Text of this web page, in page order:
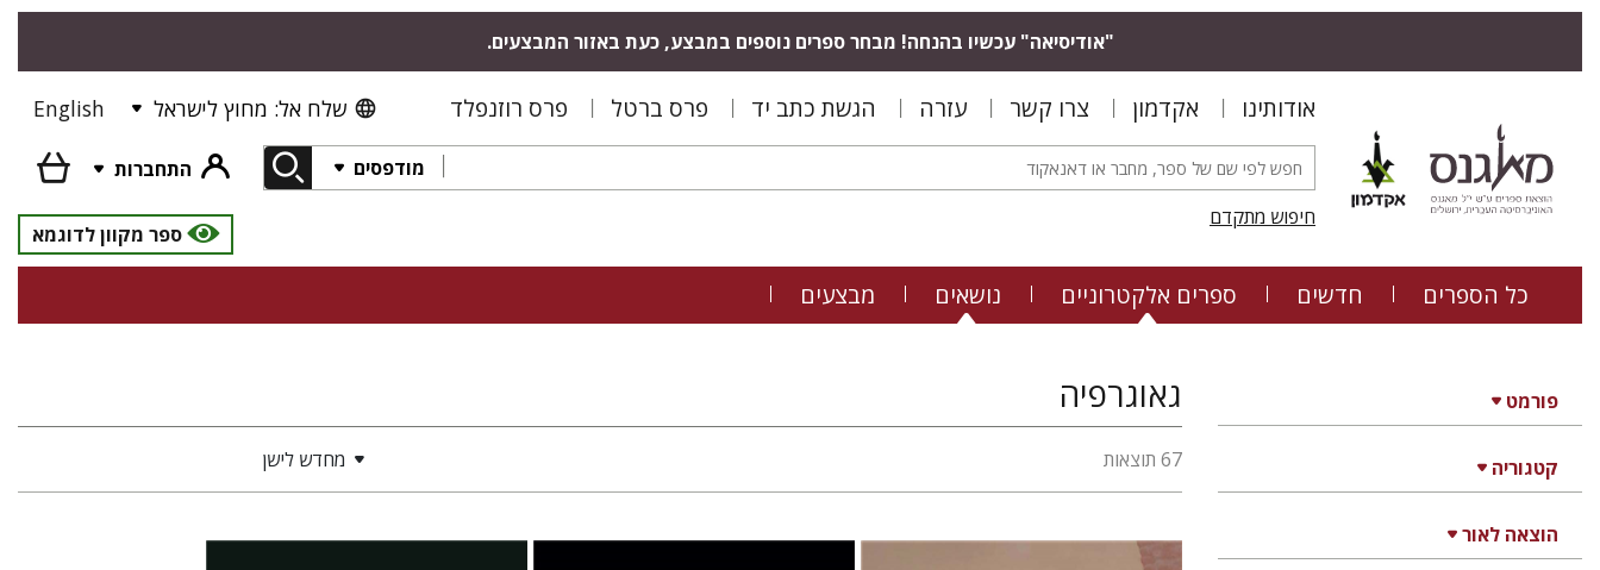
"אודיסיאה" עכשיו בהנחה! מבחר ספרים נוספים במבצע, כעת באזור המבצעים.
אודותינו אקדמון צרו קשר עזרה הגשת כתב יד פרס ברטל פרס רוזנפלד שלח אל: מחוץ לישראל English
מודפסים
התחברות
חיפוש מתקדם
ספר מקוון לדוגמא
כל הספרים חדשים ספרים אלקטרוניים נושאים מבצעים
פורמט
קטגוריה
הוצאה לאור
גאוגרפיה
67 תוצאות מחדש לישן